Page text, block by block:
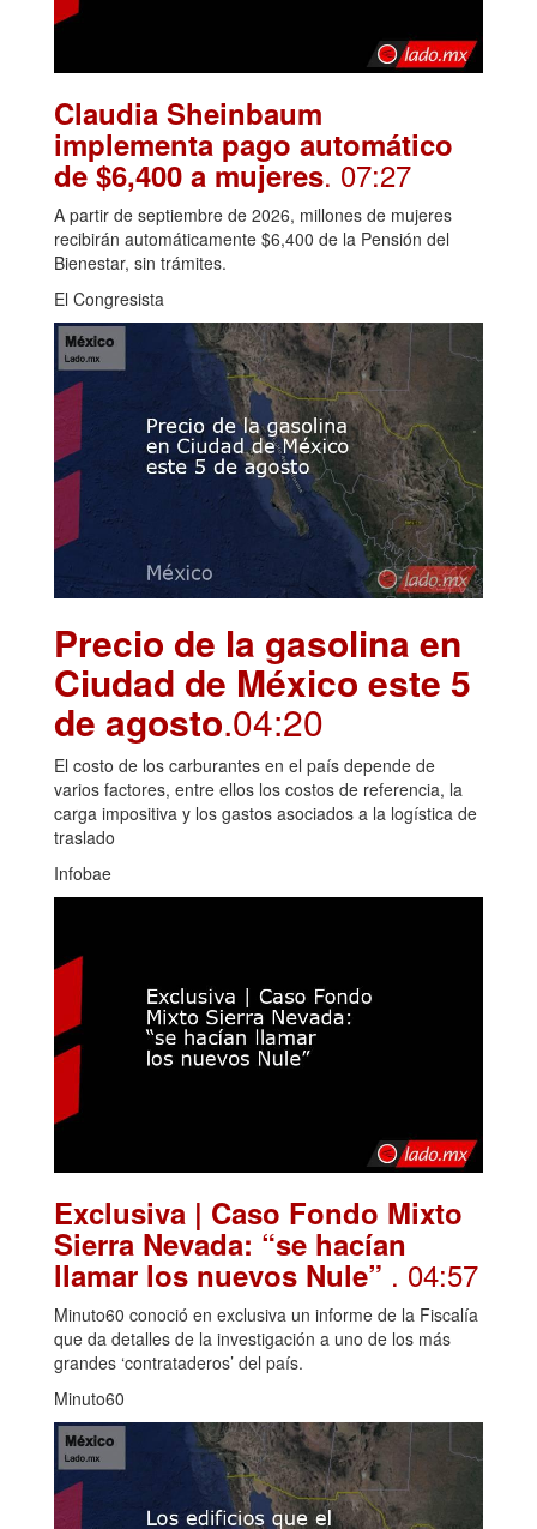
Claudia Sheinbaum
implementa pago automático
de $6,400 a mujeres. 07:27
A partir de septiembre de 2026, millones de mujeres
recibirán automáticamente $6,400 de la Pensión del
Bienestar, sin trámites.
El Congresista
Precio de la gasolina en
Ciudad de México este 5
de agosto.04:20
El costo de los carburantes en el país depende de
varios factores, entre ellos los costos de referencia, la
carga impositiva y los gastos asociados a la logística de
traslado
Infobae
Exclusiva | Caso Fondo Mixto
Sierra Nevada: “se hacían
llamar los nuevos Nule” . 04:57
Minuto60 conoció en exclusiva un informe de la Fiscalía
que da detalles de la investigación a uno de los más
grandes ‘contrataderos’ del país.
Minuto60